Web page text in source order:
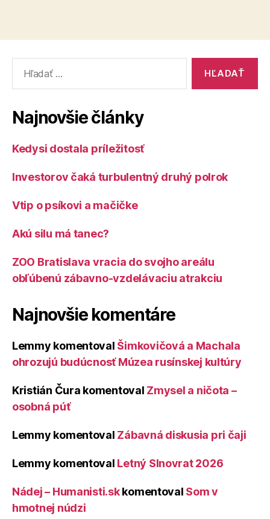
Najnovšie články
Kedysi dostala príležitosť
Investorov čaká turbulentný druhý polrok
Vtip o psíkovi a mačičke
Akú silu má tanec?
ZOO Bratislava vracia do svojho areálu
obľúbenú zábavno-vzdelávaciu atrakciu
Najnovšie komentáre
Lemmy komentoval Šimkovičová a Machala
ohrozujú budúcnosť Múzea rusínskej kultúry
Kristián Čura komentoval Zmysel a ničota –
osobná púť
Lemmy komentoval Zábavná diskusia pri čaji
Lemmy komentoval Letný Slnovrat 2026
Nádej – Humanisti.skkomentoval Som v
hmotnej núdzi